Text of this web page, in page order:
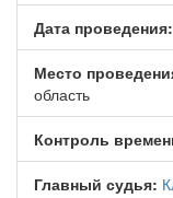
Дата проведения:
Место
область
Контроль
Главный судья: